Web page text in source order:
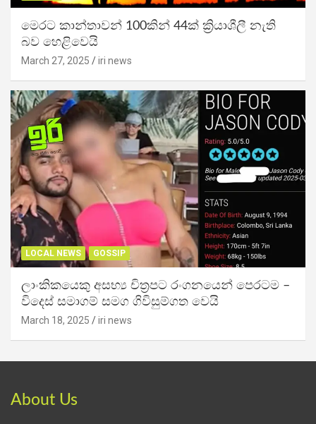
මෙරට කාන්තාවන් 100කින් 44ක් ක්‍රියාශීලී නැති
බව හෙළිවෙයි
March 27, 2025 iri news
LOCAL NEWS GOSSIP
ලාංකිකයෙකු අසභ්‍ය චිත්‍රපට රංගනයෙන් පෙරටම –
විදෙස් සමාගම් සමග ගිවිසුම්ගත වෙයි
March 18, 2025 iri news
About Us